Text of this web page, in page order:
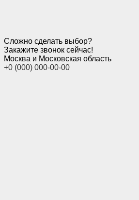
Сложно сделать выбор?
Закажите звонок сейчас!
Москва и Московская область
+0 (000) 000-00-00